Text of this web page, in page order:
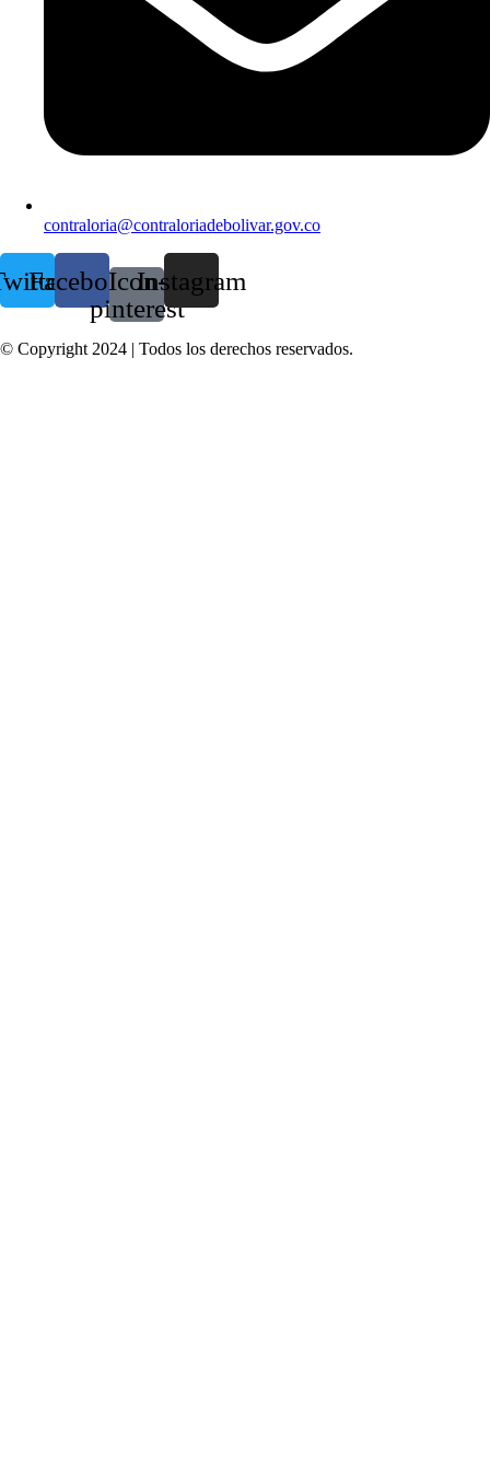
contraloria@contraloriadebolivar.gov.co
FacebookIcon-
pinterest
Instagram
© Copyright 2024 | Todos los derechos reservados.